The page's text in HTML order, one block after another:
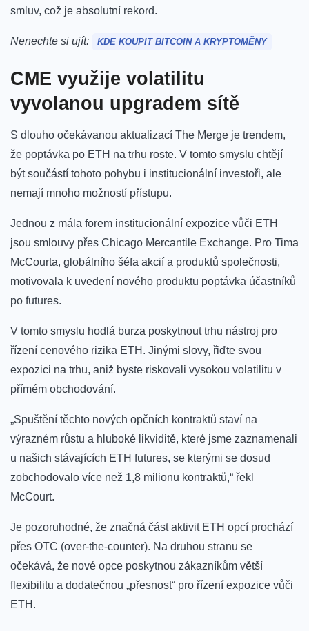
smluv, což je absolutní rekord.
Nenechte si ujít: KDE KOUPIT BITCOIN A KRYPTOMĚNY
CME využije volatilitu
vyvolanou upgradem sítě
S dlouho očekávanou aktualizací The Merge je trendem,
že poptávka po ETH na trhu roste. V tomto smyslu chtějí
být součástí tohoto pohybu i institucionální investoři, ale
nemají mnoho možností přístupu.
Jednou z mála forem institucionální expozice vůči ETH
jsou smlouvy přes Chicago Mercantile Exchange. Pro Tima
McCourta, globálního šéfa akcií a produktů společnosti,
motivovala k uvedení nového produktu poptávka účastníků
po futures.
V tomto smyslu hodlá burza poskytnout trhu nástroj pro
řízení cenového rizika ETH. Jinými slovy, řiďte svou
expozici na trhu, aniž byste riskovali vysokou volatilitu v
přímém obchodování.
„Spuštění těchto nových opčních kontraktů staví na
výrazném růstu a hluboké likviditě, které jsme zaznamenali
u našich stávajících ETH futures, se kterými se dosud
zobchodovalo více než 1,8 milionu kontraktů,“ řekl
McCourt.
Je pozoruhodné, že značná část aktivit ETH opcí prochází
přes OTC (over-the-counter). Na druhou stranu se
očekává, že nové opce poskytnou zákazníkům větší
flexibilitu a dodatečnou „přesnost“ pro řízení expozice vůči
ETH.